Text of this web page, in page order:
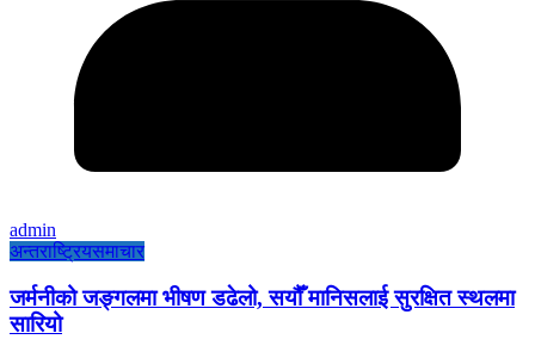
admin
अन्तराष्ट्रियसमाचार
जर्मनीको जङ्गलमा भीषण डढेलो, सयौँ मानिसलाई सुरक्षित स्थलमा
सारियो